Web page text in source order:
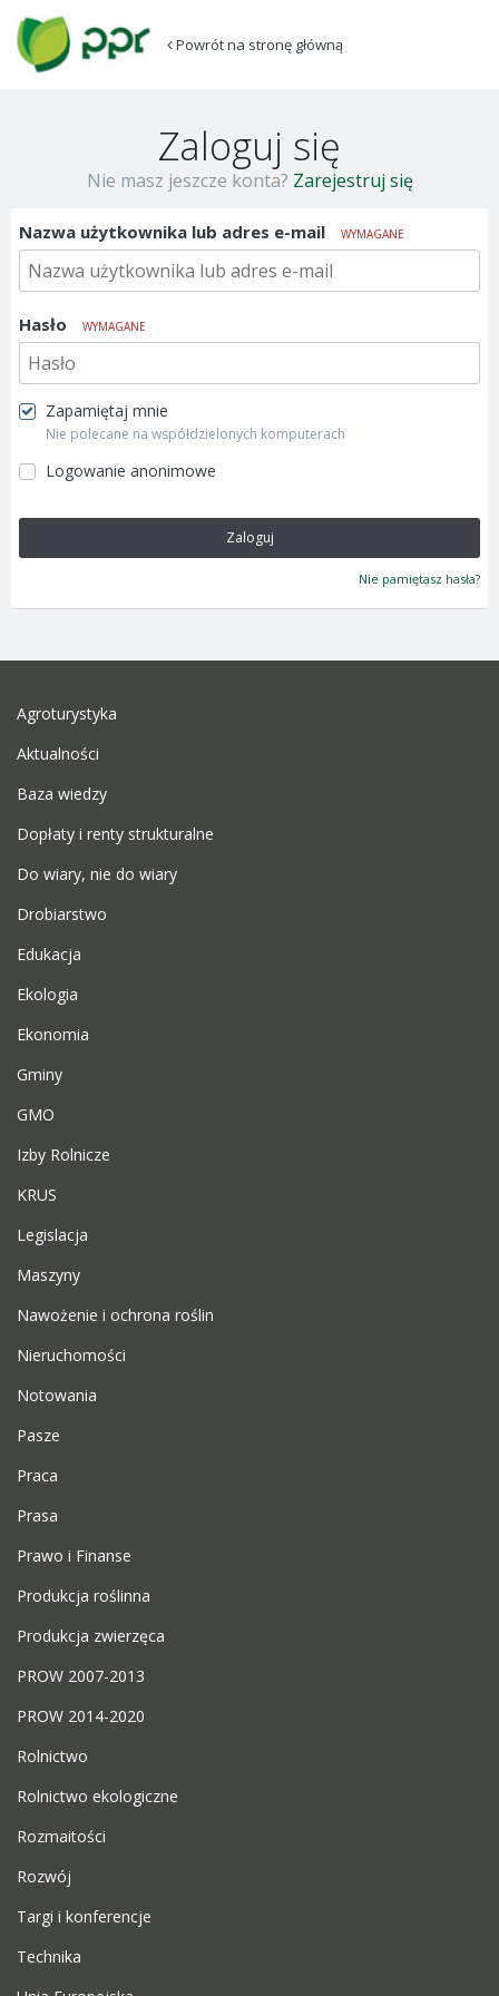
Powrót na stronę główną
Zaloguj się
Nie masz jeszcze konta? Zarejestruj się
Nazwa użytkownika lub adres e-mail WYMAGANE
Hasło WYMAGANE
Zapamiętaj mnie
Nie polecane na współdzielonych komputerach
Logowanie anonimowe
Zaloguj
Nie pamiętasz hasła?
Agroturystyka
Aktualności
Baza wiedzy
Dopłaty i renty strukturalne
Do wiary, nie do wiary
Drobiarstwo
Edukacja
Ekologia
Ekonomia
Gminy
GMO
Izby Rolnicze
KRUS
Legislacja
Maszyny
Nawożenie i ochrona roślin
Nieruchomości
Notowania
Pasze
Praca
Prasa
Prawo i Finanse
Produkcja roślinna
Produkcja zwierzęca
PROW 2007-2013
PROW 2014-2020
Rolnictwo
Rolnictwo ekologiczne
Rozmaitości
Rozwój
Targi i konferencje
Technika